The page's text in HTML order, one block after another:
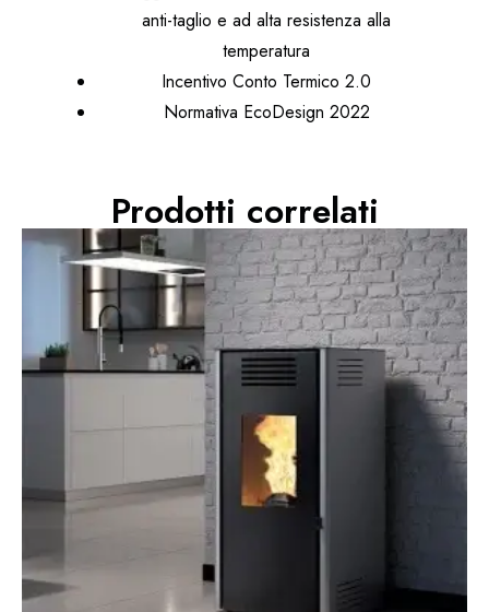
anti-taglio e ad alta resistenza alla
temperatura
Incentivo Conto Termico 2.0
Normativa EcoDesign 2022
Prodotti correlati